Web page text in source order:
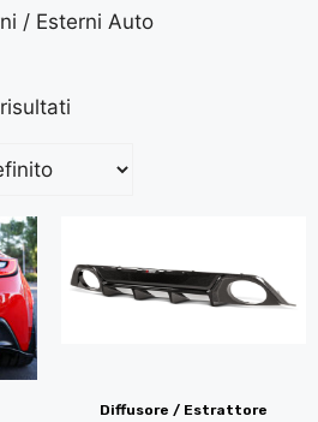
/ Esterni Auto
Diffusore / Estrattore